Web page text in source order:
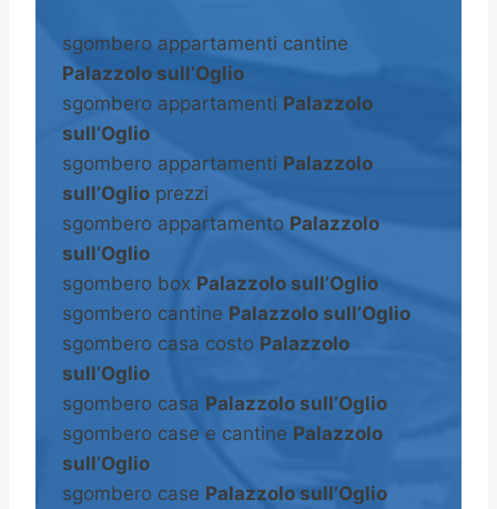
sgombero appartamenti cantine
Palazzolo sull’Oglio
sgombero appartamenti Palazzolo
sull’Oglio
sgombero appartamenti Palazzolo
sull’Oglio prezzi
sgombero appartamento Palazzolo
sull’Oglio
sgombero box Palazzolo sull’Oglio
sgombero cantine Palazzolo sull’Oglio
sgombero casa costo Palazzolo
sull’Oglio
sgombero casa Palazzolo sull’Oglio
sgombero case e cantine Palazzolo
sull’Oglio
sgombero case Palazzolo sull’Oglio